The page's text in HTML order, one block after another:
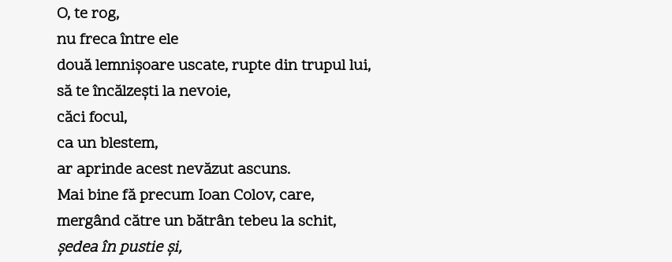
O, te rog,
nu freca între ele
două lemnişoare uscate, rupte din trupul lui,
să te încălzeşti la nevoie,
căci focul,
ca un blestem,
ar aprinde acest nevăzut ascuns.
Mai bine fă precum Ioan Colov, care,
mergând către un bătrân tebeu la schit,
şedea în pustie şi,